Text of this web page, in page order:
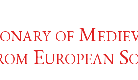
of
European